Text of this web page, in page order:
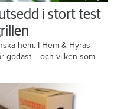
i stort test
hem. I Hem & Hyras
godast – och vilken som